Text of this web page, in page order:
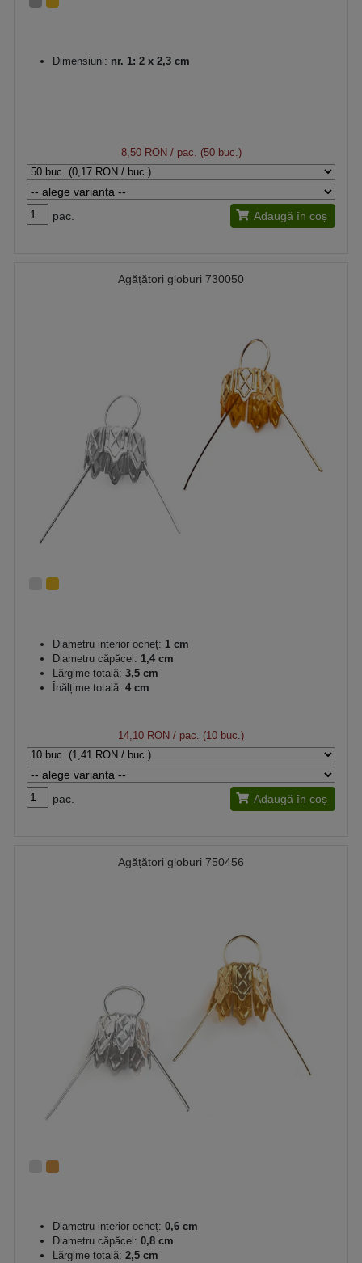
Dimensiuni: nr. 1: 2 x 2,3 cm
8,50 RON / pac. (50 buc.)
pac. Adaugă în coș
Agățători globuri 730050
Diametru interior ocheț: 1 cm
Diametru căpăcel: 1,4 cm
Lărgime totală: 3,5 cm
Înălțime totală: 4 cm
14,10 RON / pac. (10 buc.)
pac. Adaugă în coș
Agățători globuri 750456
Diametru interior ocheț: 0,6 cm
Diametru căpăcel: 0,8 cm
Lărgime totală: 2,5 cm